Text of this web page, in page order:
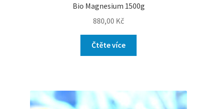
Bio Magnesium 1500g
880,00 Kč
Čtěte více